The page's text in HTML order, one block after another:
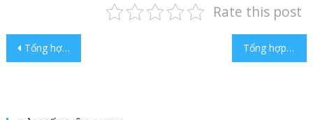
Rate this post
Điều hướng bài viết
Tổng hợp các cuốn sách kinh tế học hay nhất bạn nên đọc thử Tổng hợp những cuốn sách lãnh đạo hay cho các nhà quản lý